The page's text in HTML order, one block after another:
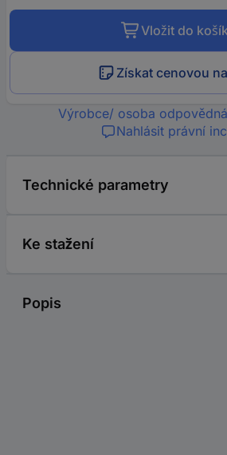
Vložit do
Získat cenovou
Výrobce/ osoba
Nahlásit právní
Technické parametry
Ke stažení
Popis